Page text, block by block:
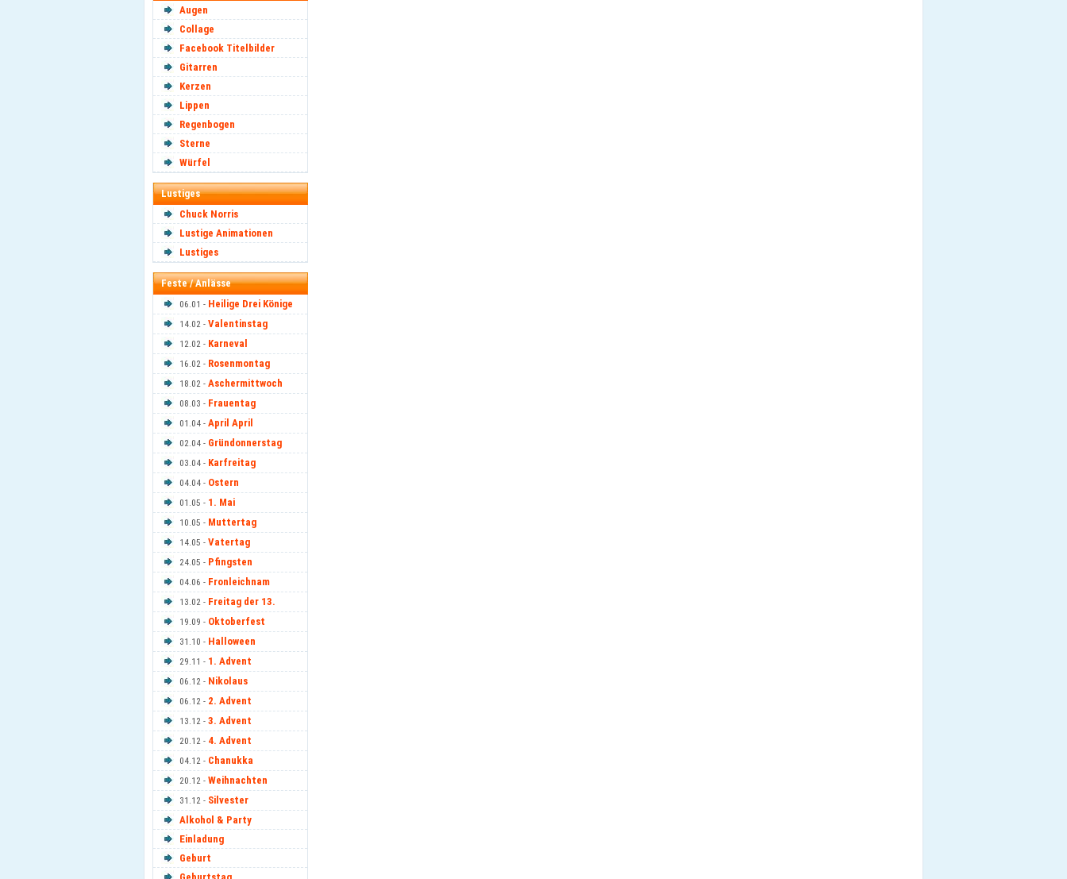
Augen
Collage
Facebook Titelbilder
Gitarren
Kerzen
Lippen
Regenbogen
Sterne
Würfel
Lustiges
Chuck Norris
Lustige Animationen
Lustiges
Feste / Anlässe
06.01 - Heilige Drei Könige
14.02 - Valentinstag
12.02 - Karneval
16.02 - Rosenmontag
18.02 - Aschermittwoch
08.03 - Frauentag
01.04 - April April
02.04 - Gründonnerstag
03.04 - Karfreitag
04.04 - Ostern
01.05 - 1. Mai
10.05 - Muttertag
14.05 - Vatertag
24.05 - Pfingsten
04.06 - Fronleichnam
13.02 - Freitag der 13.
19.09 - Oktoberfest
31.10 - Halloween
29.11 - 1. Advent
06.12 - Nikolaus
06.12 - 2. Advent
13.12 - 3. Advent
20.12 - 4. Advent
04.12 - Chanukka
20.12 - Weihnachten
31.12 - Silvester
Alkohol & Party
Einladung
Geburt